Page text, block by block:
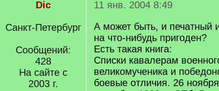
Dic
Санкт-Петербург
Сообщений:
428
На сайте с
2003 г.
11 янв. 2004 8:49
А может быть, и печатный
на что-нибудь пригоден?
Есть такая книга:
Списки кавалерам
великомученика и
боевые отличия. 26